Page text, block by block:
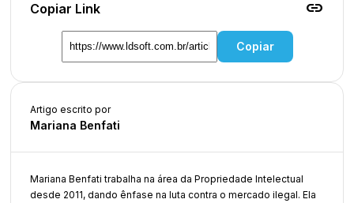
Copiar Link link
Copiar
Artigo escrito por
Mariana Benfati
Mariana Benfati trabalha na área da Propriedade Intelectual
desde 2011, dando ênfase na luta contra o mercado ilegal. Ela